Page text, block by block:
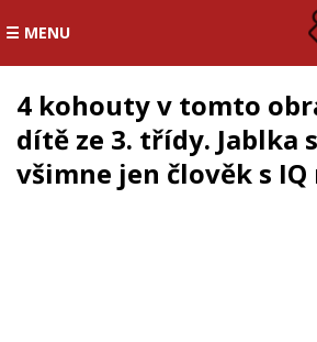
☰ MENU
4 kohouty v tomto
dítě ze 3. třídy. Jablka
všimne jen člověk s IQ